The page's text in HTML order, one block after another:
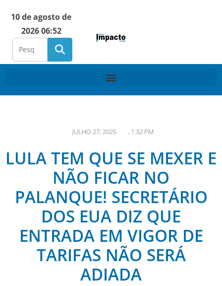
10 de agosto de
2026 06:52
JULHO 27, 2025 , 1:32 PM
LULA TEM QUE SE MEXER E
NÃO FICAR NO
PALANQUE! SECRETÁRIO
DOS EUA DIZ QUE
ENTRADA EM VIGOR DE
TARIFAS NÃO SERÁ
ADIADA